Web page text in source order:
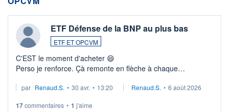
ETF Défense de la BNP au plus bas
ETF ET OPCVM
C'EST le moment d'acheter 😄​
Perso je renforce. Çà remonte en flèche à chaque
Investissement long terme tip top pour sa retraite.
par Renaud.S. • 30 avr. • 13:20 Renaud.S. • 6 août 2026
17commentaires • 1 j'aime